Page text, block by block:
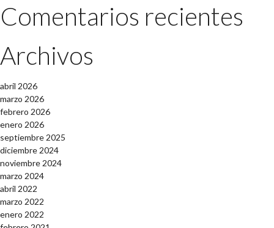
Comentarios recientes
Archivos
abril 2026
marzo 2026
febrero 2026
enero 2026
septiembre 2025
diciembre 2024
noviembre 2024
marzo 2024
abril 2022
marzo 2022
enero 2022